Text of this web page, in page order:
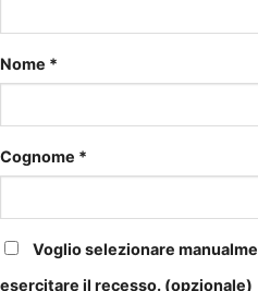
Nome *
Cognome *
Voglio selezionare
esercitare il recesso. (opzionale)